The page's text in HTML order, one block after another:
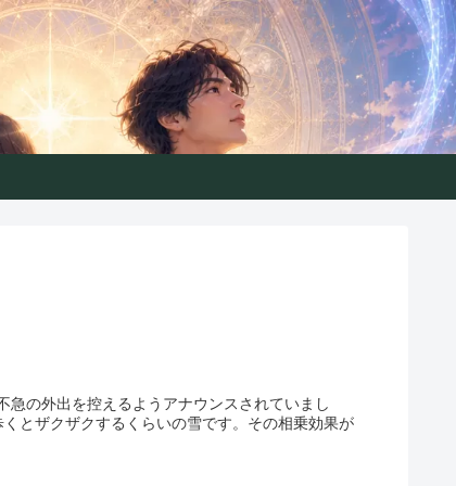
イド
の外出を控えるようアナウンスされていまし
とザクザクするくらいの雪です。その相乗効果が